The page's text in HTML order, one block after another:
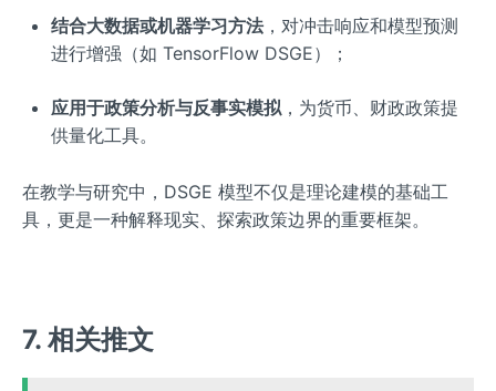
结合大数据或机器学习方法，对冲击响应和模型预测
进行增强（如 TensorFlow DSGE）；
应用于政策分析与反事实模拟，为货币、财政政策提
供量化工具。
在教学与研究中，DSGE 模型不仅是理论建模的基础工
具，更是一种解释现实、探索政策边界的重要框架。
7. 相关推文